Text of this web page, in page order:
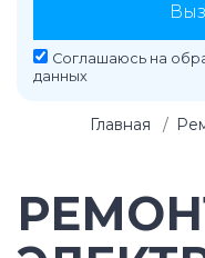
Соглашаюсь на
данных
Главная